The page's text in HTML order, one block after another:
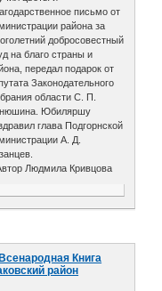
письмо от
района за
добросовестный
на благо страны и
передал подарок от
Законодательного
области С. П.
Юбиляршу
глава Подгорнской
А. Д.
Людмила Кривцова
Книга
район